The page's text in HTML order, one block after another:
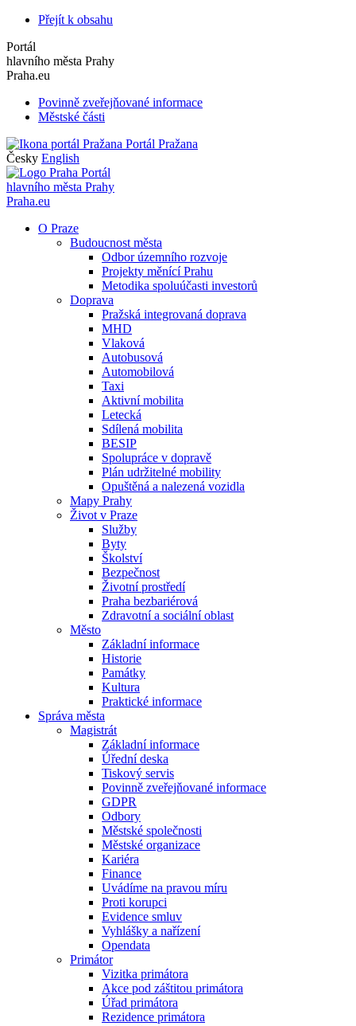
Přejít k obsahu
Portál
hlavního města Prahy
Praha.eu
Povinně zveřejňované informace
Městské části
Portál Pražana
Česky English
Portál
hlavního města Prahy
Praha.eu
O Praze
Budoucnost města
Odbor územního rozvoje
Projekty měnící Prahu
Metodika spoluúčasti investorů
Doprava
Pražská integrovaná doprava
MHD
Vlaková
Autobusová
Automobilová
Taxi
Aktivní mobilita
Letecká
Sdílená mobilita
BESIP
Spolupráce v dopravě
Plán udržitelné mobility
Opuštěná a nalezená vozidla
Mapy Prahy
Život v Praze
Služby
Byty
Školství
Bezpečnost
Životní prostředí
Praha bezbariérová
Zdravotní a sociální oblast
Město
Základní informace
Historie
Památky
Kultura
Praktické informace
Správa města
Magistrát
Základní informace
Úřední deska
Tiskový servis
Povinně zveřejňované informace
GDPR
Odbory
Městské společnosti
Městské organizace
Kariéra
Finance
Uvádíme na pravou míru
Proti korupci
Evidence smluv
Vyhlášky a nařízení
Opendata
Primátor
Vizitka primátora
Akce pod záštitou primátora
Úřad primátora
Rezidence primátora